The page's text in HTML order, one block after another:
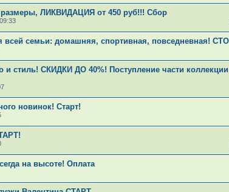
размеры, ЛИКВИДАЦИЯ от 450 руб!!! Сбор
всей семьи: домашняя, спортивная, повседневная!
и стиль! СКИДКИ ДО 40%! Поступление части
новинок! Старт!
на высоте! Оплата